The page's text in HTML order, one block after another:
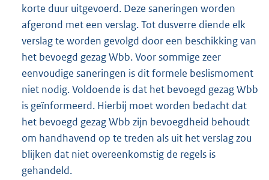
korte duur uitgevoerd. Deze saneringen worden
afgerond met een verslag. Tot dusverre diende elk
verslag te worden gevolgd door een beschikking van
het bevoegd gezag Wbb. Voor sommige zeer
eenvoudige saneringen is dit formele beslismoment
niet nodig. Voldoende is dat het bevoegd gezag Wbb
is geïnformeerd. Hierbij moet worden bedacht dat
het bevoegd gezag Wbb zijn bevoegdheid behoudt
om handhavend op te treden als uit het verslag zou
blijken dat niet overeenkomstig de regels is
gehandeld.